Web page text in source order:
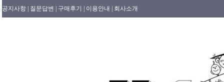
공지사항 | 질문답변 | 구매후기 | 이용안내 | 회사소개